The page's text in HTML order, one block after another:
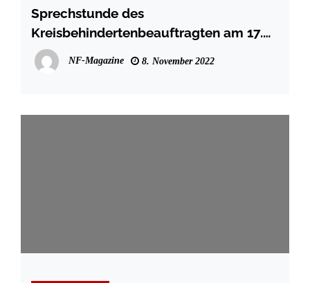
Sprechstunde des
Kreisbehindertenbeauftragten am 17.
November 2022
NF-Magazine 8. November 2022